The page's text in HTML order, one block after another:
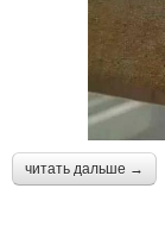
читать дальше →